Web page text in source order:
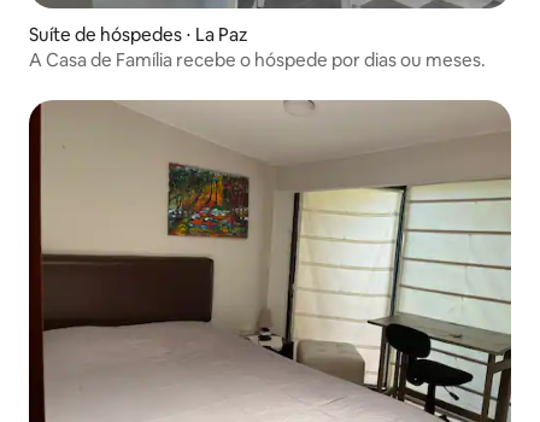
Suíte de hóspedes ⋅ La Paz
A Casa de Família recebe o hóspede por dias ou meses.